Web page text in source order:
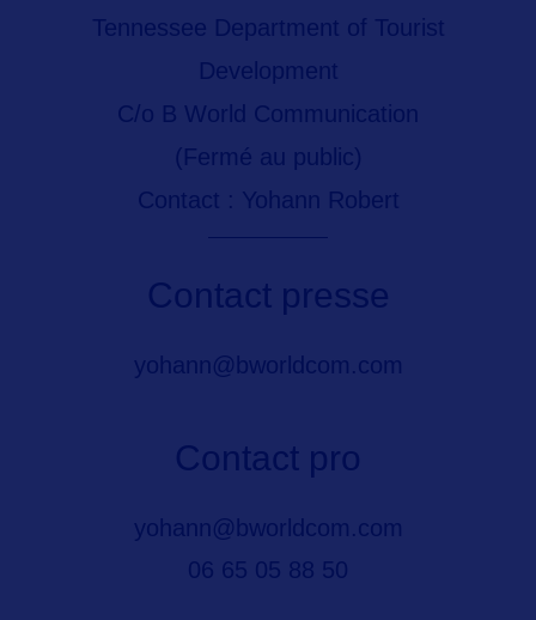
Tennessee Department of Tourist
Development
C/o B World Communication
(Fermé au public)
Contact : Yohann Robert
Contact presse
yohann@bworldcom.com
Contact pro
yohann@bworldcom.com
06 65 05 88 50